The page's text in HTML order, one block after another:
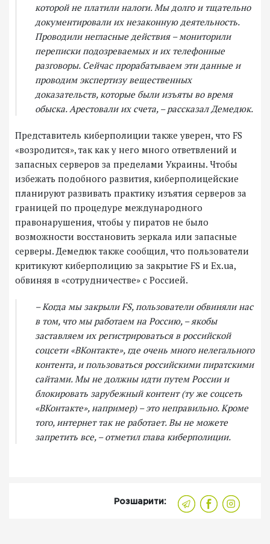
которой не платили налоги. Мы долго и тщательно
документировали их незаконную деятельность.
Проводили негласные действия – мониторили
переписки подозреваемых и их телефонные
разговоры. Сейчас прорабатываем эти данные и
проводим экспертизу вещественных
доказательств, которые были изъяты во время
обыска. Арестовали их счета, – рассказал Демедюк.
Представитель киберполиции также уверен, что FS
«возродится», так как у него много ответвлений и
запасных серверов за пределами Украины. Чтобы
избежать подобного развития, киберполицейские
планируют развивать практику изъятия серверов за
границей по процедуре международного
правонарушения, чтобы у пиратов не было
возможности восстановить зеркала или запасные
серверы. Демедюк также сообщил, что пользователи
критикуют киберполицию за закрытие FS и Ex.ua,
обвиняя в «сотрудничестве» с Россией.
– Когда мы закрыли FS, пользователи обвиняли нас
в том, что мы работаем на Россию, – якобы
заставляем их регистрироваться в российской
соцсети «ВКонтакте», где очень много нелегального
контента, и пользоваться российскими пиратскими
сайтами. Мы не должны идти путем России и
блокировать зарубежный контент (ту же соцсеть
«ВКонтакте», например) – это неправильно. Кроме
того, интернет так не работает. Вы не можете
запретить все, – отметил глава киберполиции.
Розшарити: